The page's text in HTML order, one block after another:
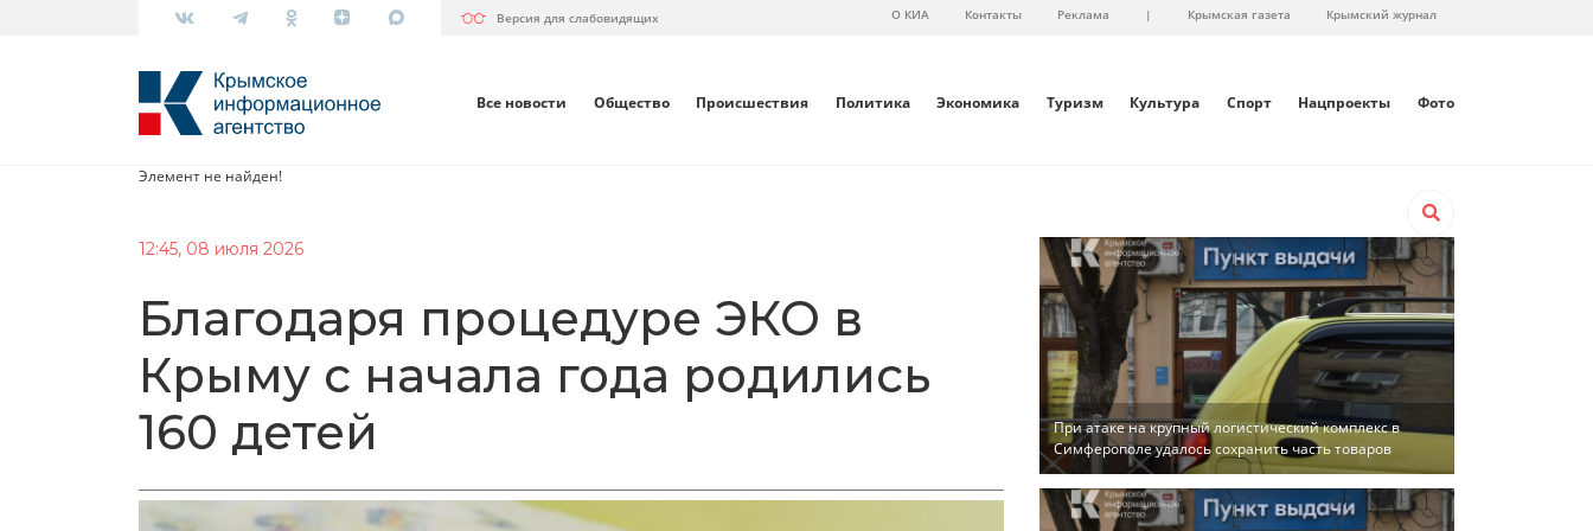
Версия для слабовидящих О КИА Контакты Реклама | Крымская газета Крымский журнал
Все новости Общество Происшествия Политика Экономика Туризм Культура Спорт Нацпроекты Фото
Элемент не найден!
12:45, 08 июля 2026
Благодаря процедуре ЭКО в
Крыму с начала года родились
160 детей
При атаке на крупный логистический комплекс в
Симферополе удалось сохранить часть товаров